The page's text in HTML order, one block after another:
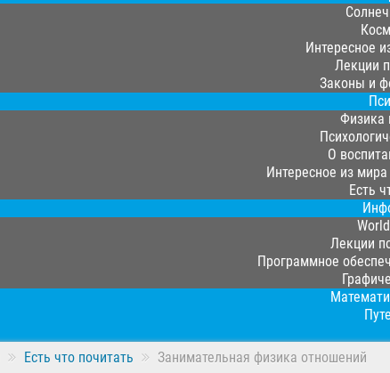
Интересное
Лекции
Законы и
Физика
О
Интересное из
Есть
Лекции
Программное
Есть что почитать Занимательная физика отношений